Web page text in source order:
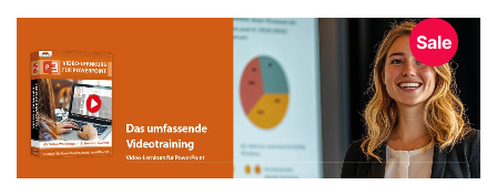
Sale